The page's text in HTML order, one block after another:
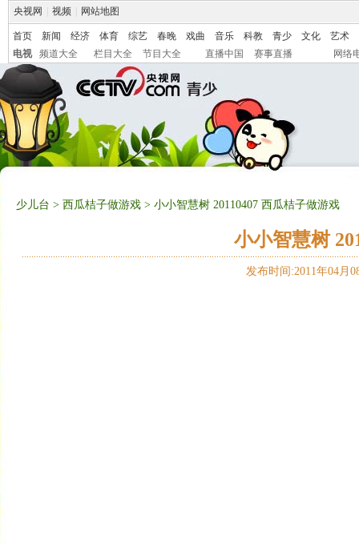
央视网 视频 网站地图
首页 新闻 经济 体育 综艺 春晚 戏曲 音乐 科教 青少 文化
艺术
电视
频道大全 栏目大全 节目大全 直播中国 赛事直播 网络
少儿台 > 西瓜桔子做游戏 > 小小智慧树 20110407 西瓜桔子做游戏
小小智慧树
发布时间:2011年04月